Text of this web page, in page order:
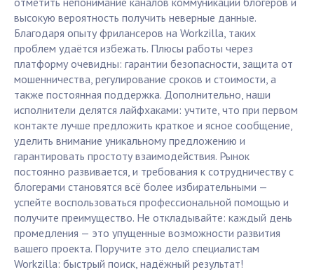
высокую вероятность получить неверные данные.
Благодаря опыту фрилансеров на Workzilla, таких
проблем удаётся избежать. Плюсы работы через
платформу очевидны: гарантии безопасности, защита от
мошенничества, регулирование сроков и стоимости, а
также постоянная поддержка. Дополнительно, наши
исполнители делятся лайфхаками: учтите, что при первом
контакте лучше предложить краткое и ясное сообщение,
уделить внимание уникальному предложению и
гарантировать простоту взаимодействия. Рынок
постоянно развивается, и требования к сотрудничеству с
блогерами становятся всё более избирательными —
успейте воспользоваться профессиональной помощью и
получите преимущество. Не откладывайте: каждый день
промедления — это упущенные возможности развития
вашего проекта. Поручите это дело специалистам
Workzilla: быстрый поиск, надёжный результат!